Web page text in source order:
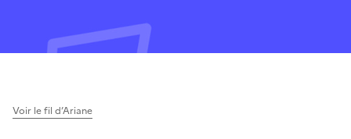
Voir le fil d’Ariane